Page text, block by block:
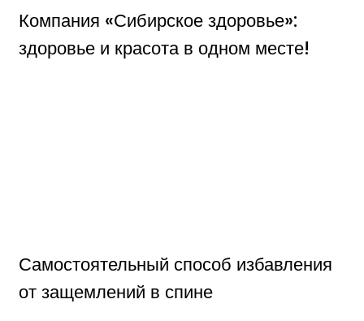
Компания «Сибирское здоровье»:
здоровье и красота в одном месте!
Самостоятельный способ избавления
от защемлений в спине